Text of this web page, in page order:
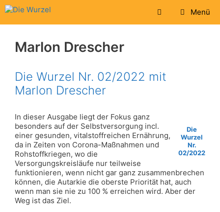
Zum
Inhalt
springen
Menü
Marlon Drescher
Die Wurzel Nr. 02/2022 mit
Marlon Drescher
Die
Wurzel
Nr.
02/2022
In dieser Ausgabe liegt der Fokus ganz
besonders auf der Selbstversorgung incl.
einer gesunden, vitalstoffreichen Ernährung,
da in Zeiten von Corona-Maßnahmen und
Rohstoffkriegen, wo die
Versorgungskreisläufe nur teilweise
funktionieren, wenn nicht gar ganz zusammenbrechen
können, die Autarkie die oberste Priorität hat, auch
wenn man sie nie zu 100 % erreichen wird. Aber der
Weg ist das Ziel.